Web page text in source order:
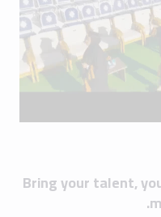
Bring your talent,